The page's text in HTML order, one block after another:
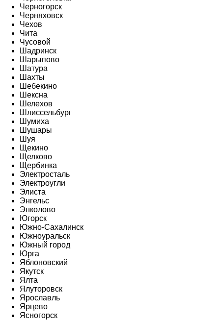
Черногорск
Черняховск
Чехов
Чита
Чусовой
Шадринск
Шарыпово
Шатура
Шахты
Шебекино
Шексна
Шелехов
Шлиссельбург
Шумиха
Шушары
Шуя
Щекино
Щелково
Щербинка
Электросталь
Электроугли
Элиста
Энгельс
Энколово
Югорск
Южно-Сахалинск
Южноуральск
Южный город
Юрга
Яблоновский
Якутск
Ялта
Ялуторовск
Ярославль
Ярцево
Ясногорск